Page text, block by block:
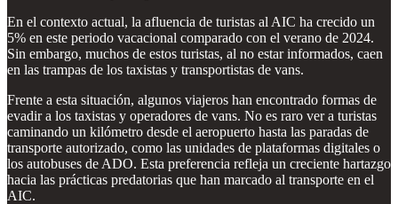
En el contexto actual, la afluencia de turistas al AIC ha crecido un
5% en este periodo vacacional comparado con el verano de 2024.
Sin embargo, muchos de estos turistas, al no estar informados, caen
en las trampas de los taxistas y transportistas de vans.
Frente a esta situación, algunos viajeros han encontrado formas de
evadir a los taxistas y operadores de vans. No es raro ver a turistas
caminando un kilómetro desde el aeropuerto hasta las paradas de
transporte autorizado, como las unidades de plataformas digitales o
los autobuses de ADO. Esta preferencia refleja un creciente hartazgo
hacia las prácticas predatorias que han marcado al transporte en el
AIC.